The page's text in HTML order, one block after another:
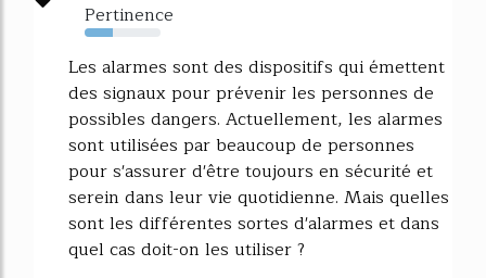
Pertinence
37%
Les alarmes sont des dispositifs qui émettent
des signaux pour prévenir les personnes de
possibles dangers. Actuellement, les alarmes
sont utilisées par beaucoup de personnes
pour s'assurer d'être toujours en sécurité et
serein dans leur vie quotidienne. Mais quelles
sont les différentes sortes d'alarmes et dans
quel cas doit-on les utiliser ?